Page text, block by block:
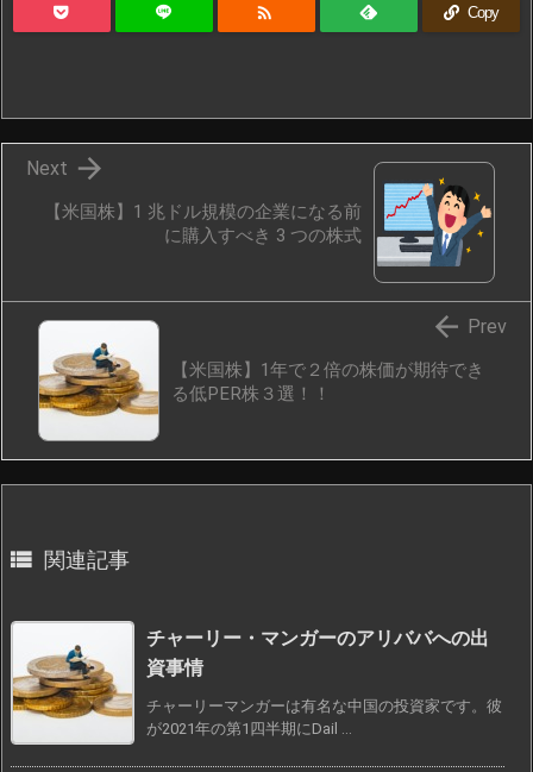
 Copy
【米国株】1 兆ドル規模の企業になる前
に購入すべき 3 つの株式

Next
【米国株】1年で２倍の株価が期待でき
る低PER株３選！！
 Prev
 関連記事
チャーリー・マンガーのアリババへの出
資事情
チャーリーマンガーは有名な中国の投資家です。彼
が2021年の第1四半期にDail ...